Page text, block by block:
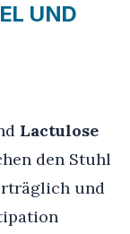
UND
Lactulose
den Stuhl
und